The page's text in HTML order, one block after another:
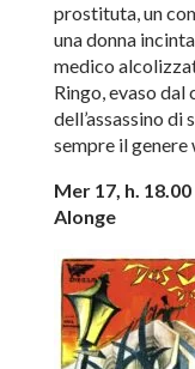
prostituta, un
una donna
medico
Ringo, evaso
dell’assassino
sempre il genere
Mer 17, h. 18.00
Alonge